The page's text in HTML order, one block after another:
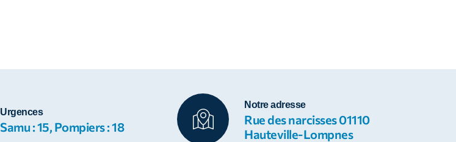
Urgences
Samu : 15, Pompiers : 18
Notre adresse
Rue des narcisses 01110
Hauteville-Lompnes